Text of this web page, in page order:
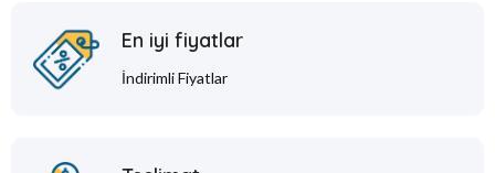
En iyi fiyatlar
İndirimli Fiyatlar